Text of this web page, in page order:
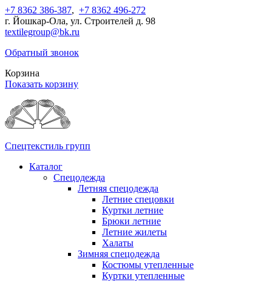
+7 8362 386-387, +7 8362 496-272
г. Йошкар-Ола, ул. Строителей д. 98
textilegroup@bk.ru
Обратный звонок
Корзина
Показать корзину
Спецтекстиль групп
Каталог
Спецодежда
Летняя спецодежда
Летние спецовки
Куртки летние
Брюки летние
Летние жилеты
Халаты
Зимняя спецодежда
Костюмы утепленные
Куртки утепленные